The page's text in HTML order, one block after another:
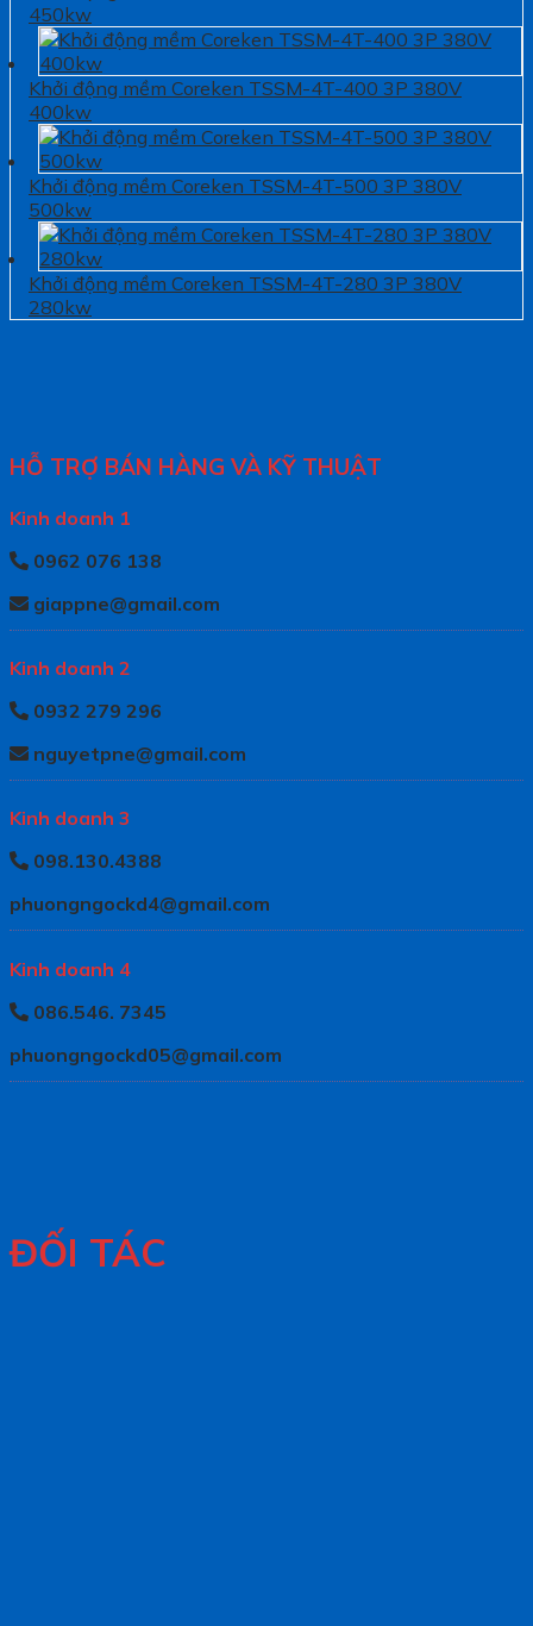
450kw
Khởi động mềm Coreken TSSM-4T-400 3P 380V
400kw
Khởi động mềm Coreken TSSM-4T-500 3P 380V
500kw
Khởi động mềm Coreken TSSM-4T-280 3P 380V
280kw
HỖ TRỢ BÁN HÀNG VÀ KỸ THUẬT
Kinh doanh 1
0962 076 138
giappne@gmail.com
Kinh doanh 2
0932 279 296
nguyetpne@gmail.com
Kinh doanh 3
098.130.4388
phuongngockd4@gmail.com
Kinh doanh 4
086.546. 7345
phuongngockd05@gmail.com
ĐỐI TÁC